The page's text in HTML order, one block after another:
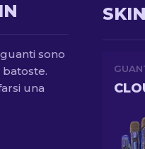
sono
una